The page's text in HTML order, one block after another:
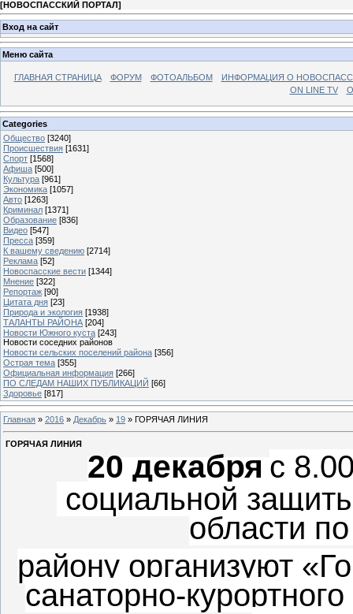
[НОВОСПАССКИЙ ПОРТАЛ]
Вход на сайт
Меню сайта
ГЛАВНАЯ СТРАНИЦА ФОРУМ ФОТОАЛЬБОМ
ИНФОРМАЦИЯ О
ON LINE TV
Categories
Общество [3240]
Происшествия [1631]
Спорт [1568]
Афиша [500]
Культура [961]
Экономика [1057]
Авто [1263]
Криминал [1371]
Образование [836]
Видео [547]
Пресса [359]
К вашему сведению [2714]
Реклама [52]
Новоспасские вести [1344]
Мнение [322]
Репортаж [90]
Цитата дня [23]
Природа и экология [1938]
ТАЛАНТЫ РАЙОНА [204]
Новости Южного куста [243]
Новости соседних районов
Новости сельских поселений района [356]
Острая тема [355]
Официальная информация [266]
ПО СЛЕДАМ НАШИХ ПУБЛИКАЦИЙ [66]
Здоровье [817]
Главная » 2016 » Декабрь » 19 » ГОРЯЧАЯ ЛИНИЯ
ГОРЯЧАЯ ЛИНИЯ
20 декабря с
социальной
области
району организуют
санаторно-